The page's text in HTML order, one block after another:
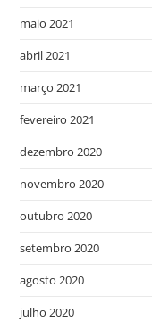
maio 2021
abril 2021
março 2021
fevereiro 2021
dezembro 2020
novembro 2020
outubro 2020
setembro 2020
agosto 2020
julho 2020